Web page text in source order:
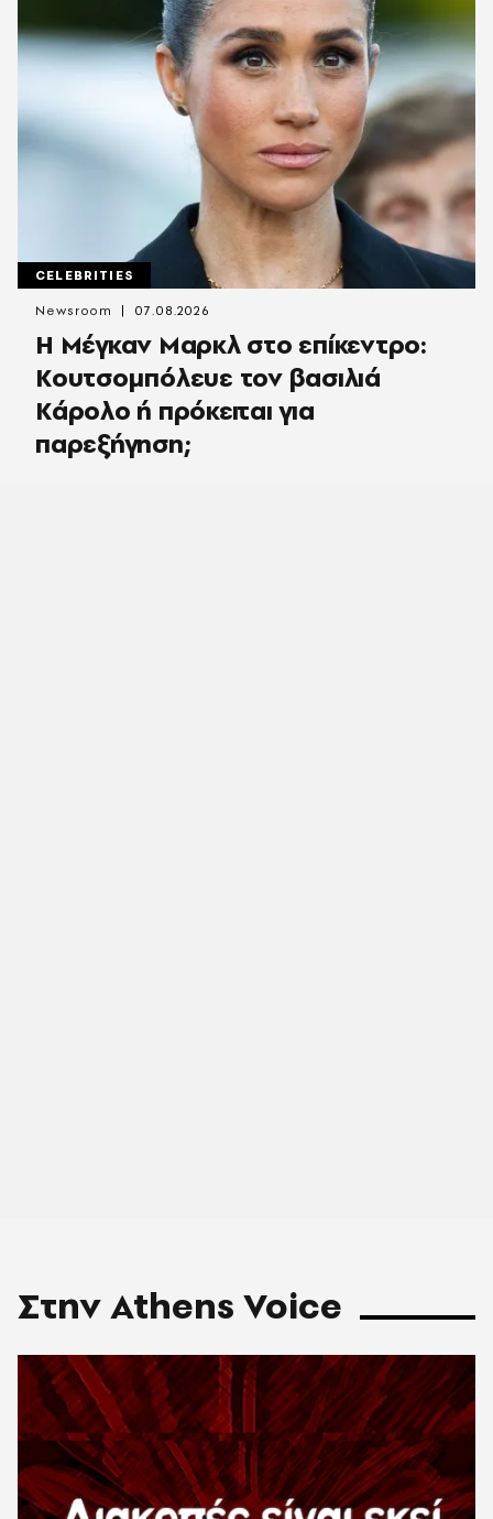
CELEBRITIES
Η Μέγκαν Μαρκλ στο επίκεντρο:
Κουτσομπόλευε τον βασιλιά
Κάρολο ή πρόκειται για
παρεξήγηση;
Newsroom 07.08.2026
Στην Athens Voice